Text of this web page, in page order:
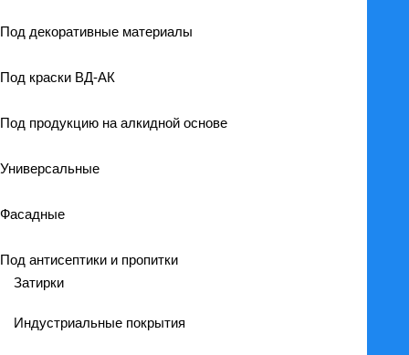
Под декоративные материалы
Под краски ВД-АК
Под продукцию на алкидной основе
Универсальные
Фасадные
Под антисептики и пропитки
Затирки
Индустриальные покрытия